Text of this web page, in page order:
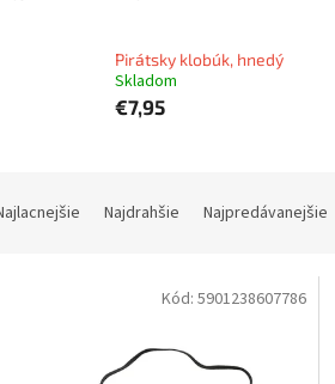
Pirátsky klobúk, hnedý
Skladom
€7,95
Najdrahšie Najpredávanejšie
Kód: 5901238607786